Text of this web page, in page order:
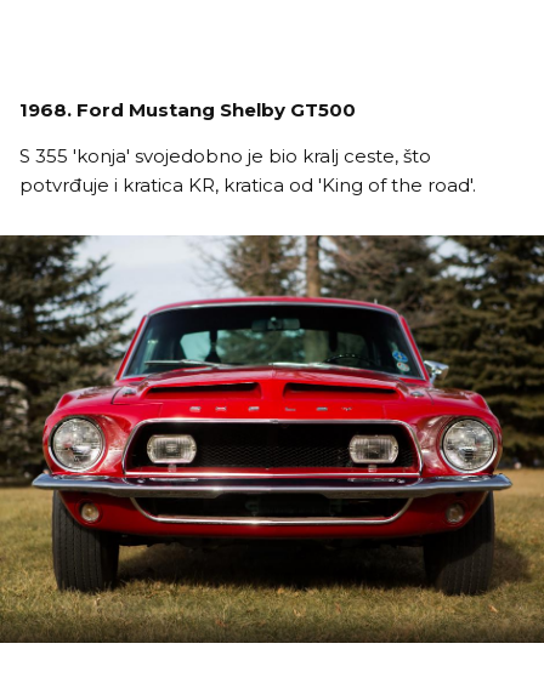
1968. Ford Mustang Shelby GT500
S 355 'konja' svojedobno je bio kralj ceste, što
potvrđuje i kratica KR, kratica od 'King of the road'.